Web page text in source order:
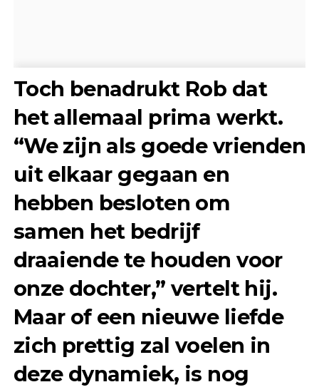
Toch benadrukt Rob dat
het allemaal prima werkt.
“We zijn als goede vrienden
uit elkaar gegaan en
hebben besloten om
samen het bedrijf
draaiende te houden voor
onze dochter,” vertelt hij.
Maar of een nieuwe liefde
zich prettig zal voelen in
deze dynamiek, is nog